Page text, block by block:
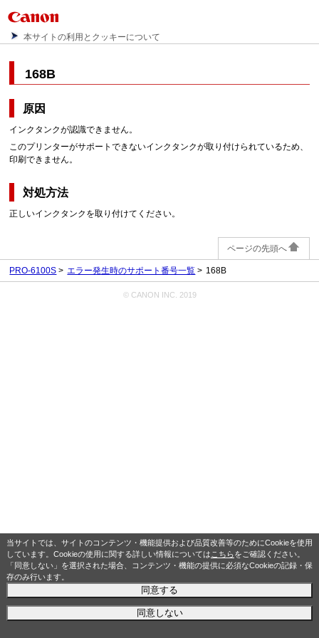
当サイトでは、サイトのコンテンツ・機能提供および品質改善等のためにCookieを使用
しています。Cookieの使用に関する詳しい情報については こちらをご確認ください。
「同意しない」を選択された場合、コンテンツ・機能の提供に必須なCookieの記録・保
存のみ行います。
同意する
同意しない
本サイトの利用とクッキーについて
168B
原因
インクタンクが認識できません。
このプリンターがサポートできないインクタンクが取り付けられているため、
印刷できません。
対処方法
正しいインクタンクを取り付けてください。
ページの先頭へ
PRO-6100S エラー発生時のサポート番号一覧 168B
© CANON INC. 2019